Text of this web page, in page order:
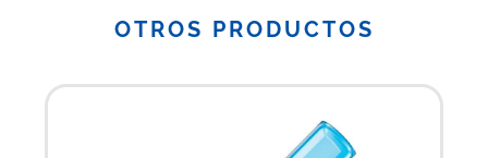
OTROS PRODUCTOS